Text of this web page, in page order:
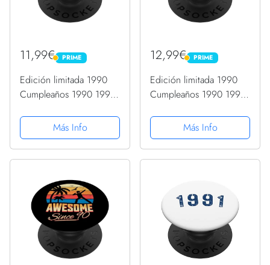
11,99€ PRIME
PRIME
Edición limitada 1990
Cumpleaños 1990 1990
PopGrip Intercambiable
Más Info
12,99€ PRIME
PRIME
Edición limitada 1990
Cumpleaños 1990 1990
PopGrip Intercambiable
Más Info